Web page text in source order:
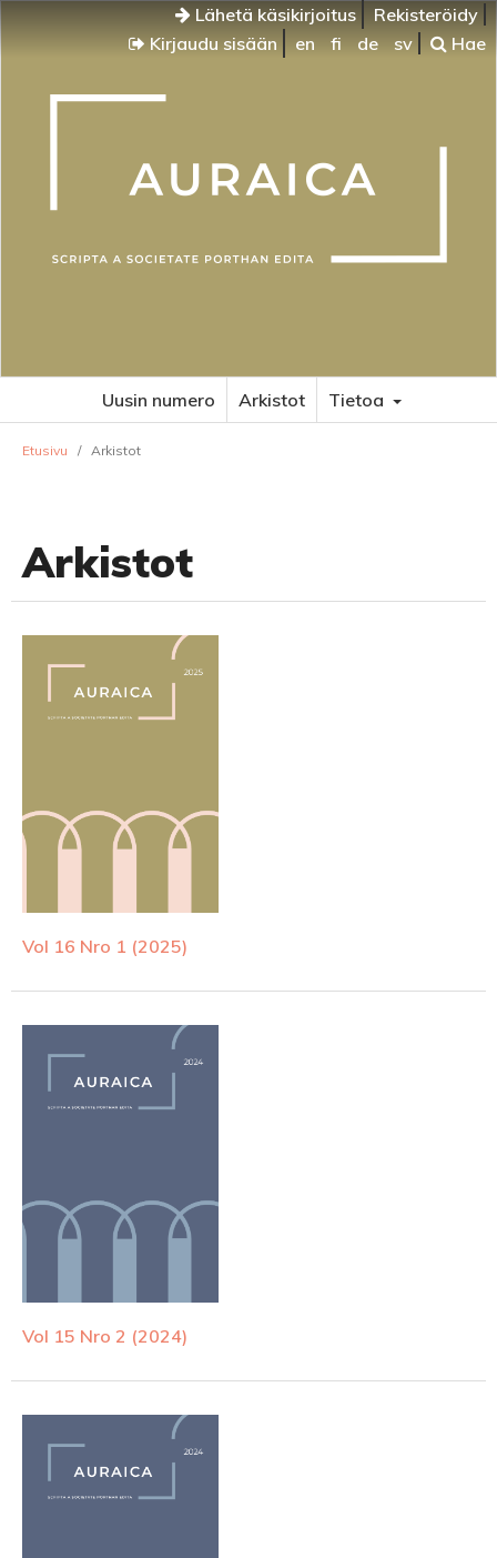
Lähetä käsikirjoitus
Rekisteröidy
Kirjaudu sisään
en fi de sv Hae
Uusin numero Arkistot Tietoa
Etusivu / Arkistot
Arkistot
Vol 16 Nro 1 (2025)
Vol 15 Nro 2 (2024)